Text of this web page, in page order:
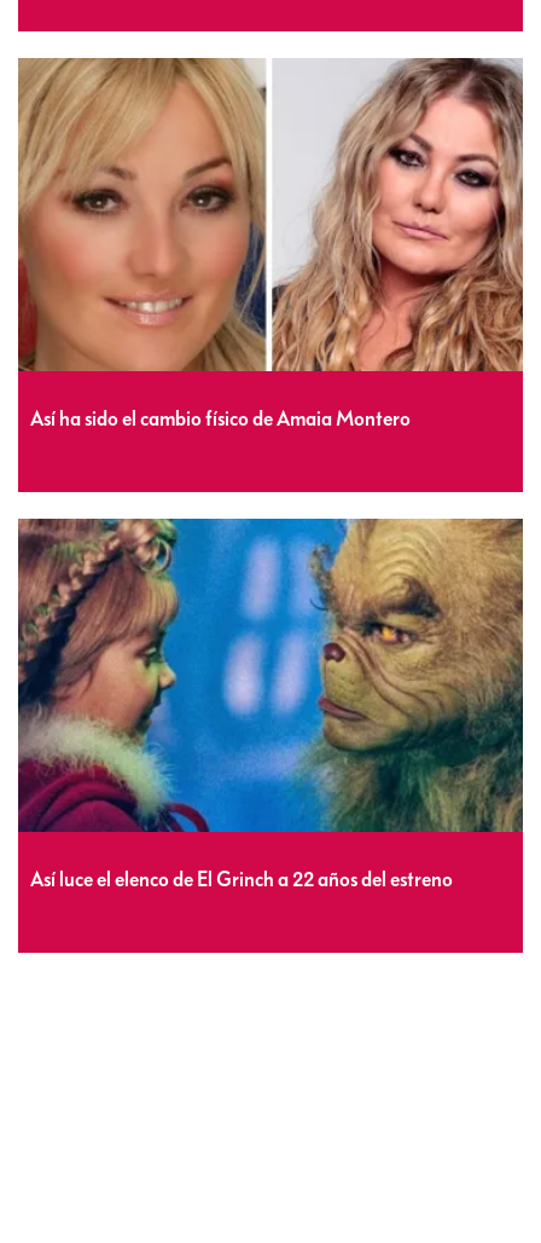
Así ha sido el cambio físico de Amaia Montero
Así luce el elenco de El Grinch a 22 años del estreno